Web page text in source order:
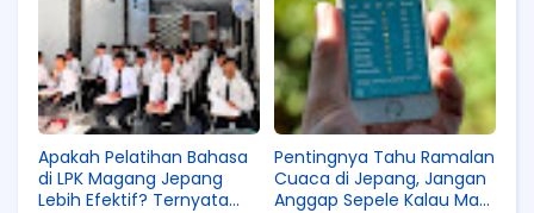
Apakah Pelatihan Bahasa
di LPK Magang Jepang
Lebih Efektif? Ternyata
Pentingnya Tahu Ramalan
Cuaca di Jepang, Jangan
Anggap Sepele Kalau Mau